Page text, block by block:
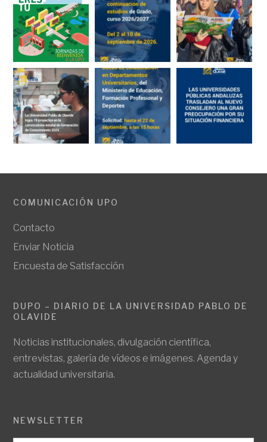
COMUNICACIÓN UPO
Contacto
Enviar Noticia
Encuesta de Satisfacción
DUPO – DIARIO DE LA UNIVERSIDAD PABLO DE
OLAVIDE
Noticias institucionales, divulgación científica,
entrevistas, galería de vídeos e imágenes. Agenda y
actualidad universitaria.
NEWSLETTER